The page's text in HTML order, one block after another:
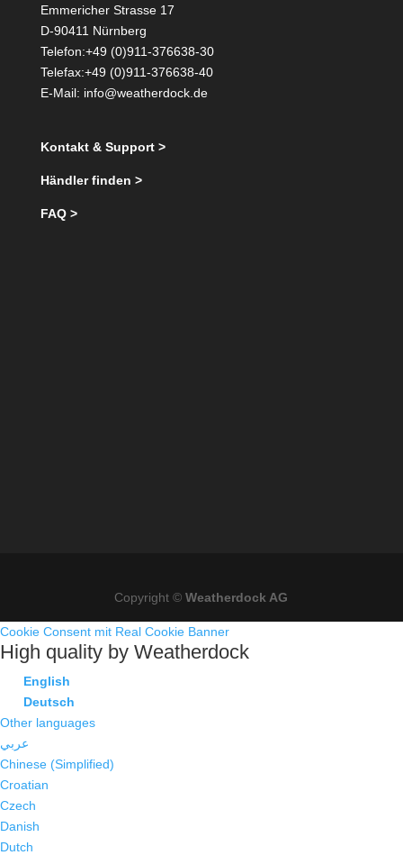
Emmericher Strasse 17
D-90411 Nürnberg
Telefon:+49 (0)911-376638-30
Telefax:+49 (0)911-376638-40
E-Mail: info@weatherdock.de
Kontakt & Support >
Händler finden >
FAQ >
Copyright ©Weatherdock AG
Cookie Consent mit Real Cookie Banner
High quality by Weatherdock
English
Deutsch
Other languages
عربي
Chinese (Simplified)
Croatian
Czech
Danish
Dutch